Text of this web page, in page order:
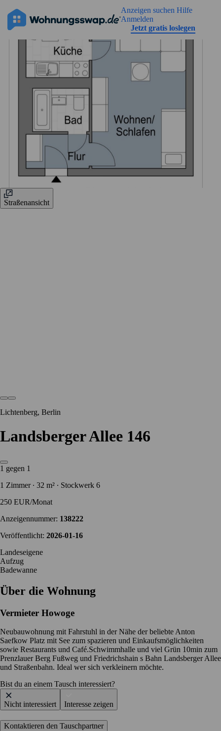
Anzeigen suchen Hilfe
Anmelden
Jetzt gratis loslegen
Straßenansicht
Lichtenberg, Berlin
Landsberger Allee 146
1 gegen 1
1 Zimmer ∙ 32 m² ∙ Stockwerk 6
250 EUR/Monat
Anzeigennummer: 138222
Veröffentlicht: 2026-01-16
Landeseigene
Aufzug
Badewanne
Über die Wohnung
Vermieter Howoge
Neubauwohnung mit Fahrstuhl in der Nähe der beliebte Anton
Saefkow Platz mit See zum spazieren und Einkaufsmöglichkeiten
sowie Restaurants und Café.Schwimmhalle und viel Grün 10min zum
Prenzlauer Berg Fußweg und Friedrichshain s Bahn Landsberger Allee
und Straßenbahn. Ideal wer sich verkleinern möchte.
Bist du an einem Tausch interessiert?
Nicht interessiert Interesse zeigen
Kontaktieren den Tauschpartner